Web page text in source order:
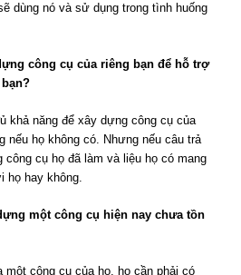
dùng nó và sử dụng trong tình huống
công cụ của riêng bạn để hỗ trợ
khả năng để xây dựng công cụ của
nếu họ không có. Nhưng nếu câu trả
cụ họ đã làm và liệu họ có mang
họ hay không.
một công cụ hiện nay chưa tồn
một công cụ của họ, họ cần phải có